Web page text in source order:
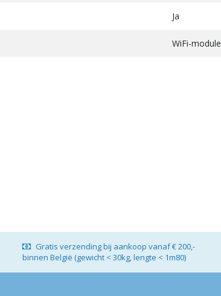
Ja
WiFi-module
Gratis verzending bij aankoop vanaf € 200,-
binnen België (gewicht < 30kg, lengte < 1m80)